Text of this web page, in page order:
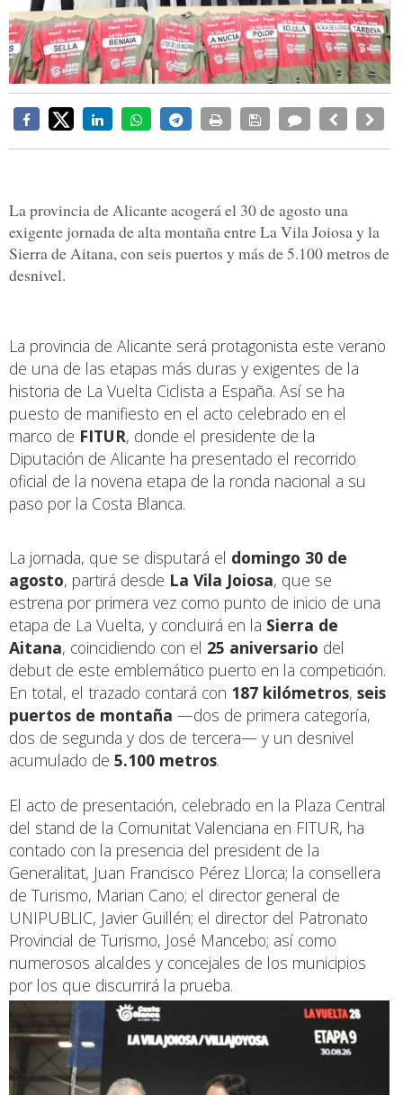
La provincia de Alicante acogerá el 30 de agosto una
exigente jornada de alta montaña entre La Vila Joiosa y la
Sierra de Aitana, con seis puertos y más de 5.100 metros de
desnivel.
La provincia de Alicante será protagonista este verano
de una de las etapas más duras y exigentes de la
historia de La Vuelta Ciclista a España. Así se ha
puesto de manifiesto en el acto celebrado en el
marco de FITUR, donde el presidente de la
Diputación de Alicante ha presentado el recorrido
oficial de la novena etapa de la ronda nacional a su
paso por la Costa Blanca.
La jornada, que se disputará el domingo 30 de
agosto, partirá desde La Vila Joiosa, que se
estrena por primera vez como punto de inicio de una
etapa de La Vuelta, y concluirá en la Sierra de
Aitana, coincidiendo con el 25 aniversario del
debut de este emblemático puerto en la competición.
En total, el trazado contará con 187 kilómetros, seis
puertos de montaña —dos de primera categoría,
dos de segunda y dos de tercera— y un desnivel
acumulado de 5.100 metros.
El acto de presentación, celebrado en la Plaza Central
del stand de la Comunitat Valenciana en FITUR, ha
contado con la presencia del president de la
Generalitat, Juan Francisco Pérez Llorca; la consellera
de Turismo, Marian Cano; el director general de
UNIPUBLIC, Javier Guillén; el director del Patronato
Provincial de Turismo, José Mancebo; así como
numerosos alcaldes y concejales de los municipios
por los que discurrirá la prueba.